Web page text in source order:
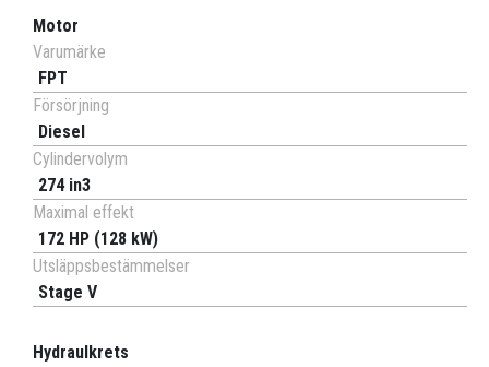
Motor
Varumärke
FPT
Försörjning
Diesel
Cylindervolym
274 in3
Maximal effekt
172 HP (128 kW)
Utsläppsbestämmelser
Stage V
Hydraulkrets